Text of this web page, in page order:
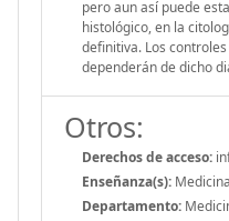
pero aun así puede
histológico, en la
definitiva. Los
dependerán de dicho
Otros:
Derechos de acceso:
Enseñanza(s): Medicina
Departamento: